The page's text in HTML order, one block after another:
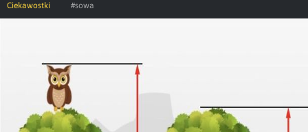
Ciekawostki #sowa